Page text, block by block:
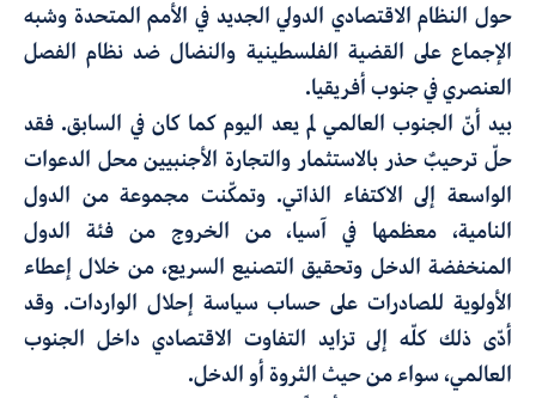
حول النظام الاقتصادي الدولي الجديد في الأمم المتحدة وشبه
الإجماع على القضية الفلسطينية والنضال ضد نظام الفصل
العنصري في جنوب أفريقيا.
بيد أنّ الجنوب العالمي لم يعد اليوم كما كان في السابق. فقد
حلّ ترحيبٌ حذر بالاستثمار والتجارة الأجنبيين محل الدعوات
الواسعة إلى الاكتفاء الذاتي. وتمكّنت مجموعة من الدول
النامية، معظمها في آسيا، من الخروج من فئة الدول
المنخفضة الدخل وتحقيق التصنيع السريع، من خلال إعطاء
الأولوية للصادرات على حساب سياسة إحلال الواردات. وقد
أدّى ذلك كلّه إلى تزايد التفاوت الاقتصادي داخل الجنوب
العالمي، سواء من حيث الثروة أو الدخل.